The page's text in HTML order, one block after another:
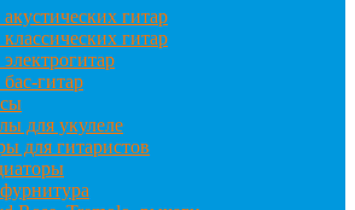
гитар
гитар
гитар
для укулеле
для гитаристов